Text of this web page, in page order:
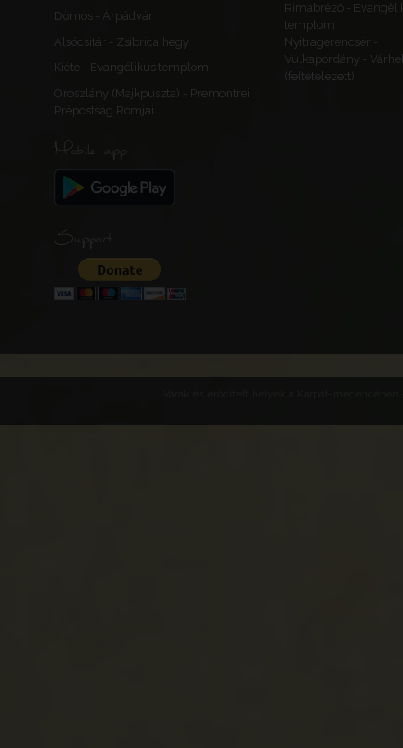
Dömös - Árpádvár
Rimabrézó -
templom
Alsócsitár - Zsibrica hegy
Nyitragerencsér -
Kiéte - Evangélikus templom
Vulkapordány -
(feltételezett)
Oroszlány (Majkpuszta) - Premontrei
Prépostság Romjai
Mobile app
Support